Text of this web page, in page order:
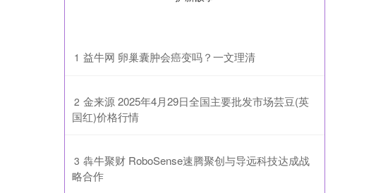
1 ​益牛网 卵巢囊肿会癌变吗？一文理清
2 ​金来源 2025年4月29日全国主要批发市场芸豆(英
国红)价格行情
3 ​犇牛聚财 RoboSense速腾聚创与导远科技达成战
略合作